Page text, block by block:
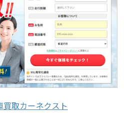
買取カーネクスト